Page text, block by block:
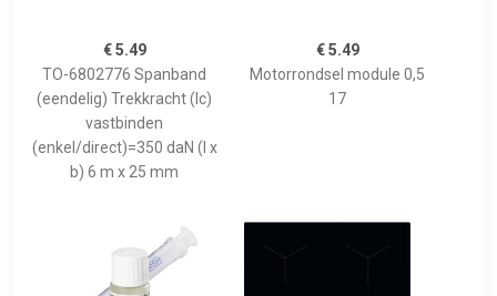
€ 5.49
TO-6802776 Spanband
(eendelig) Trekkracht (lc)
vastbinden
(enkel/direct)=350 daN (l x
b) 6 m x 25 mm
€ 5.49
Motorrondsel module 0,5
17